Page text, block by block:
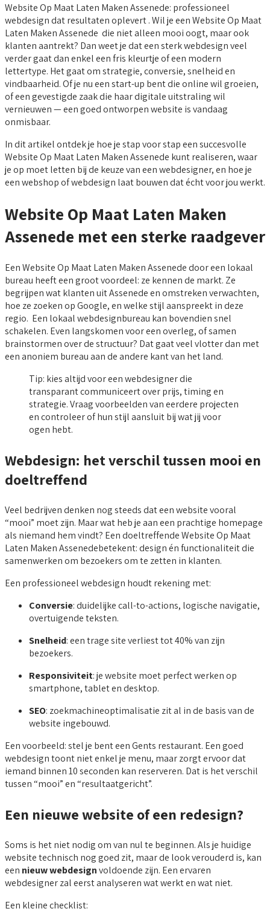
Website Op Maat Laten Maken Assenede: professioneel
webdesign dat resultaten oplevert . Wil je een Website Op Maat
Laten Maken Assenede die niet alleen mooi oogt, maar ook
klanten aantrekt? Dan weet je dat een sterk webdesign veel
verder gaat dan enkel een fris kleurtje of een modern
lettertype. Het gaat om strategie, conversie, snelheid en
vindbaarheid. Of je nu een start-up bent die online wil groeien,
of een gevestigde zaak die haar digitale uitstraling wil
vernieuwen — een goed ontworpen website is vandaag
onmisbaar.
In dit artikel ontdek je hoe je stap voor stap een succesvolle
Website Op Maat Laten Maken Assenede kunt realiseren, waar
je op moet letten bij de keuze van een webdesigner, en hoe je
een webshop of webdesign laat bouwen dat écht voor jou werkt.
Website Op Maat Laten Maken
Assenede met een sterke raadgever
Een Website Op Maat Laten Maken Assenede door een lokaal
bureau heeft een groot voordeel: ze kennen de markt. Ze
begrijpen wat klanten uit Assenede en omstreken verwachten,
hoe ze zoeken op Google, en welke stijl aanspreekt in deze
regio. Een lokaal webdesignbureau kan bovendien snel
schakelen. Even langskomen voor een overleg, of samen
brainstormen over de structuur? Dat gaat veel vlotter dan met
een anoniem bureau aan de andere kant van het land.
Tip: kies altijd voor een webdesigner die
transparant communiceert over prijs, timing en
strategie. Vraag voorbeelden van eerdere projecten
en controleer of hun stijl aansluit bij wat jij voor
ogen hebt.
Webdesign: het verschil tussen mooi en
doeltreffend
Veel bedrijven denken nog steeds dat een website vooral
“mooi” moet zijn. Maar wat heb je aan een prachtige homepage
als niemand hem vindt? Een doeltreffende Website Op Maat
Laten Maken Assenedebetekent: design én functionaliteit die
samenwerken om bezoekers om te zetten in klanten.
Een professioneel webdesign houdt rekening met:
Conversie: duidelijke call-to-actions, logische navigatie,
overtuigende teksten.
Snelheid: een trage site verliest tot 40% van zijn
bezoekers.
Responsiviteit: je website moet perfect werken op
smartphone, tablet en desktop.
SEO: zoekmachineoptimalisatie zit al in de basis van de
website ingebouwd.
Een voorbeeld: stel je bent een Gents restaurant. Een goed
webdesign toont niet enkel je menu, maar zorgt ervoor dat
iemand binnen 10 seconden kan reserveren. Dat is het verschil
tussen “mooi” en “resultaatgericht”.
Een nieuwe website of een redesign?
Soms is het niet nodig om van nul te beginnen. Als je huidige
website technisch nog goed zit, maar de look verouderd is, kan
een nieuw webdesignvoldoende zijn. Een ervaren
webdesigner zal eerst analyseren wat werkt en wat niet.
Een kleine checklist: